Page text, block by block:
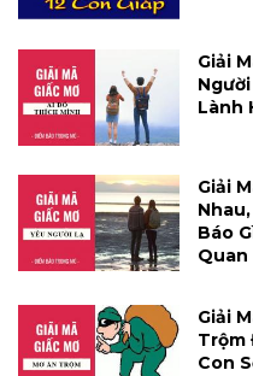
Giải
Lành
Giải
Báo
Quan
Giải
Trộm
Con